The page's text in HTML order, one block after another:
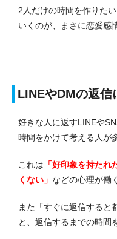
2人だけの時間を作りた
いくのが、まさに恋愛感
LINEやDMの返信
好きな人に返すLINEや
時間をかけて考える人が
これは 「好印象を持た
くない」 などの心理が働
また「すぐに返信すると
と、返信するまでの時間